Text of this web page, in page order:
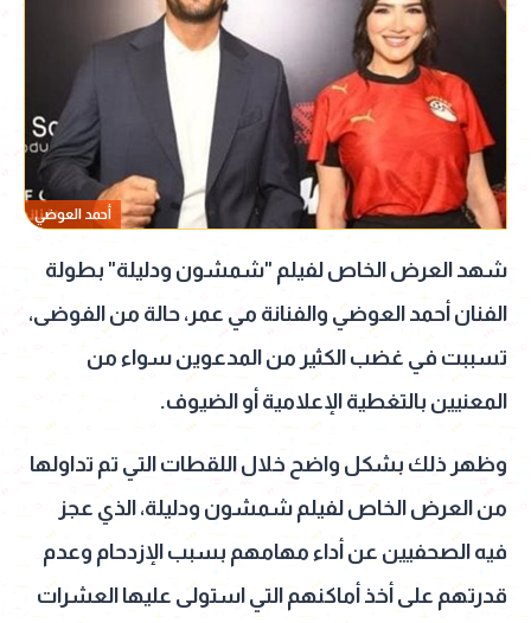
أحمد العوضي
شهد العرض الخاص لفيلم "شمشون ودليلة" بطولة
الفنان أحمد العوضي والفنانة مي عمر، حالة من الفوضى،
تسببت في غضب الكثير من المدعوين سواء من
المعنيين بالتغطية الإعلامية أو الضيوف.
وظهر ذلك بشكل واضح خلال اللقطات التي تم تداولها
من العرض الخاص لفيلم شمشون ودليلة، الذي عجز
فيه الصحفيين عن أداء مهامهم بسبب الإزدحام وعدم
قدرتهم على أخذ أماكنهم التي استولى عليها العشرات